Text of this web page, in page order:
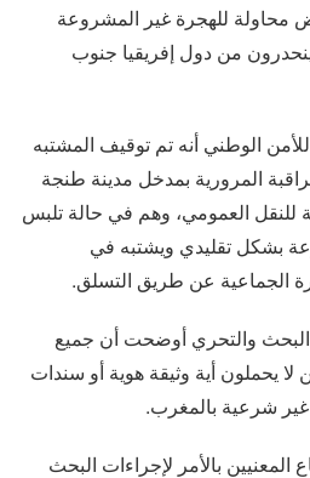
محاولة للهجرة غير المشروعة
ينحدرون من دول إفريقيا جنوب
الوطني أنه تم توقيف المشتبه
المرورية بمدخل مدينة طنجة
العمومي، وهم في حالة تلبس
مصنوعة بشكل تقليدي ويشتبه في
الجماعية عن طريق التسلق.
والتحري أوضحت أن جميع
يحملون أية وثيقة هوية أو سندات
شرعية بالمغرب.
المعنيين بالأمر لإجراءات البحث